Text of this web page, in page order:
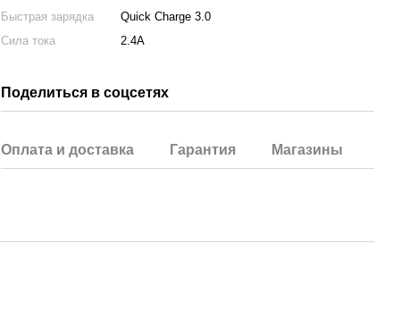
Быстрая зарядка
Quick Charge 3.0
Сила тока
2.4A
Поделиться в соцсетях
Оплата и доставка Гарантия Магазины